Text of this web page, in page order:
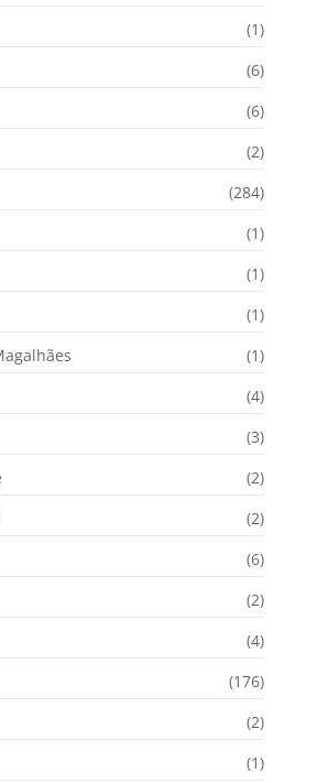
(1)
(6)
(6)
(2)
(284)
(1)
(1)
(1)
(1)
(4)
(3)
(2)
(2)
(6)
(2)
(4)
(176)
(2)
(1)